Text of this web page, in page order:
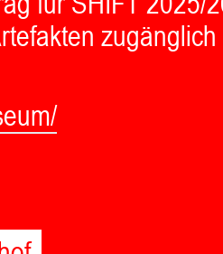
zugänglich